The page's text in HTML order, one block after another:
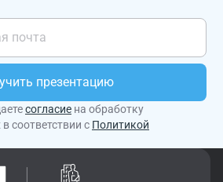
презентацию
согласие на обработку
соответствии с Политикой